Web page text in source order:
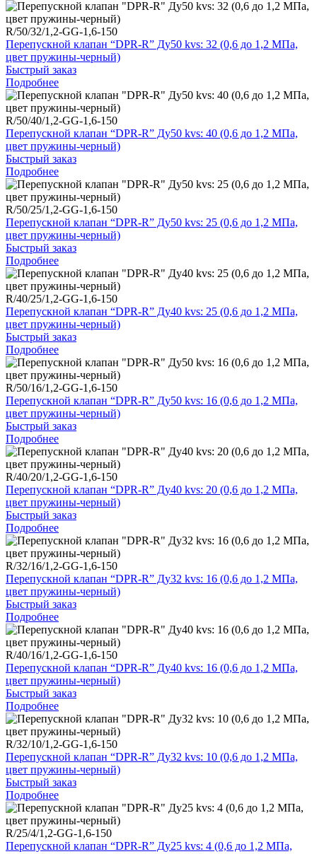
R/50/32/1,2-GG-1,6-150
Перепускной клапан “DPR-R” Ду50 kvs: 32 (0,6 до 1,2 МПа,
цвет пружины-черный)
Быстрый заказ
Подробнее
R/50/40/1,2-GG-1,6-150
Перепускной клапан “DPR-R” Ду50 kvs: 40 (0,6 до 1,2 МПа,
цвет пружины-черный)
Быстрый заказ
Подробнее
R/50/25/1,2-GG-1,6-150
Перепускной клапан “DPR-R” Ду50 kvs: 25 (0,6 до 1,2 МПа,
цвет пружины-черный)
Быстрый заказ
Подробнее
R/40/25/1,2-GG-1,6-150
Перепускной клапан “DPR-R” Ду40 kvs: 25 (0,6 до 1,2 МПа,
цвет пружины-черный)
Быстрый заказ
Подробнее
R/50/16/1,2-GG-1,6-150
Перепускной клапан “DPR-R” Ду50 kvs: 16 (0,6 до 1,2 МПа,
цвет пружины-черный)
Быстрый заказ
Подробнее
R/40/20/1,2-GG-1,6-150
Перепускной клапан “DPR-R” Ду40 kvs: 20 (0,6 до 1,2 МПа,
цвет пружины-черный)
Быстрый заказ
Подробнее
R/32/16/1,2-GG-1,6-150
Перепускной клапан “DPR-R” Ду32 kvs: 16 (0,6 до 1,2 МПа,
цвет пружины-черный)
Быстрый заказ
Подробнее
R/40/16/1,2-GG-1,6-150
Перепускной клапан “DPR-R” Ду40 kvs: 16 (0,6 до 1,2 МПа,
цвет пружины-черный)
Быстрый заказ
Подробнее
R/32/10/1,2-GG-1,6-150
Перепускной клапан “DPR-R” Ду32 kvs: 10 (0,6 до 1,2 МПа,
цвет пружины-черный)
Быстрый заказ
Подробнее
R/25/4/1,2-GG-1,6-150
Перепускной клапан “DPR-R” Ду25 kvs: 4 (0,6 до 1,2 МПа,